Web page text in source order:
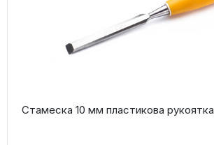
Стамеска 10 мм пластикова рукоятка